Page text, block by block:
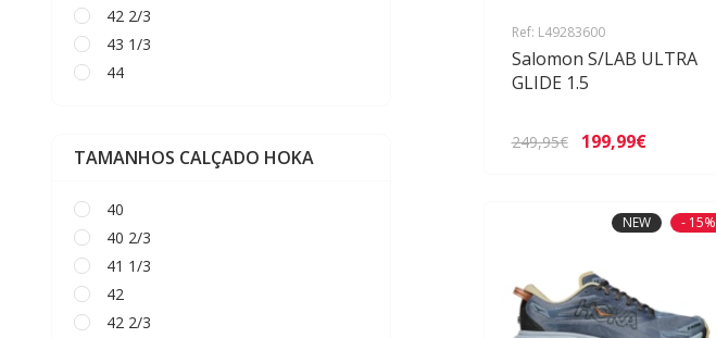
42 2/3
43 1/3
44
46
TAMANHOS CALÇADO HOKA
40
40 2/3
41 1/3
42
42 2/3
Ref: L49283600
Salomon S/LAB ULTRA
GLIDE 1.5
249,95€ 199,99€
NEW - 15%